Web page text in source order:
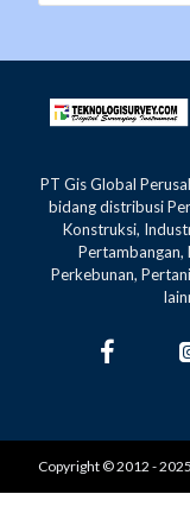
Fungsi :
Termometer
yang berarti
sinar inframerah
dimana objek
obat-obatan,
hingga sistem
untuk tujuan
PT Gis Global
bidang distribusi
Konstruksi,
Pertambangan,
Perkebunan,
Copyright © 2012 -